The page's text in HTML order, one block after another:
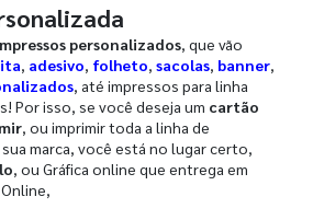
personalizados, que vão
, adesivo, folheto, sacolas, banner,
, até impressos para linha
Por isso, se você deseja um cartão
, ou imprimir toda a linha de
marca, você está no lugar certo,
, ou Gráfica online que entrega em